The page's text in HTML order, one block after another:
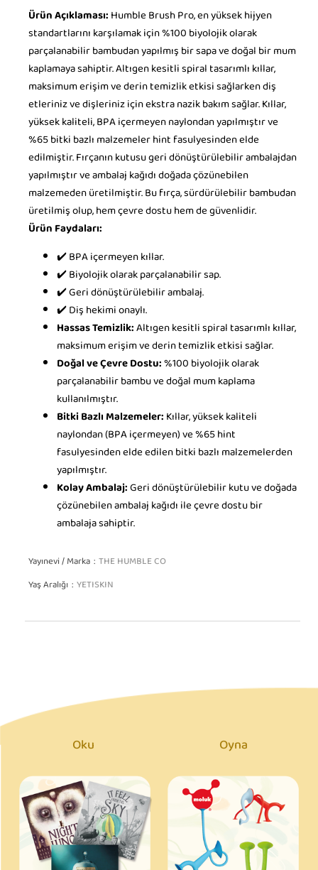
Ürün Açıklaması:Humble Brush Pro, en yüksek hijyen
standartlarını karşılamak için %100 biyolojik olarak
parçalanabilir bambudan yapılmış bir sapa ve doğal bir mum
kaplamaya sahiptir. Altıgen kesitli spiral tasarımlı kıllar,
maksimum erişim ve derin temizlik etkisi sağlarken diş
etleriniz ve dişleriniz için ekstra nazik bakım sağlar. Kıllar,
yüksek kaliteli, BPA içermeyen naylondan yapılmıştır ve
%65 bitki bazlı malzemeler hint fasulyesinden elde
edilmiştir. Fırçanın kutusu geri dönüştürülebilir ambalajdan
yapılmıştır ve ambalaj kağıdı doğada çözünebilen
malzemeden üretilmiştir. Bu fırça, sürdürülebilir bambudan
üretilmiş olup, hem çevre dostu hem de güvenlidir.
Ürün Faydaları:
✔️ BPA içermeyen kıllar.
✔️ Biyolojik olarak parçalanabilir sap.
✔️ Geri dönüştürülebilir ambalaj.
✔️ Diş hekimi onaylı.
Hassas Temizlik:Altıgen kesitli spiral tasarımlı kıllar,
maksimum erişim ve derin temizlik etkisi sağlar.
Doğal ve Çevre Dostu:%100 biyolojik olarak
parçalanabilir bambu ve doğal mum kaplama
kullanılmıştır.
Bitki Bazlı Malzemeler:Kıllar, yüksek kaliteli
naylondan (BPA içermeyen) ve %65 hint
fasulyesinden elde edilen bitki bazlı malzemelerden
yapılmıştır.
Kolay Ambalaj:Geri dönüştürülebilir kutu ve doğada
çözünebilen ambalaj kağıdı ile çevre dostu bir
ambalaja sahiptir.
Yayınevi / Marka THE HUMBLE CO
Yaş Aralığı YETISKIN
Oku Oyna